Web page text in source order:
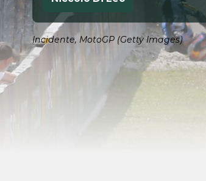
Incidente, MotoGP (Getty Images)